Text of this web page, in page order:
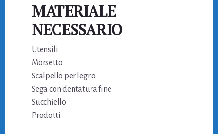
MATERIALE
NECESSARIO
Utensili
Morsetto
Scalpello per legno
Sega con dentatura fine
Succhiello
Prodotti